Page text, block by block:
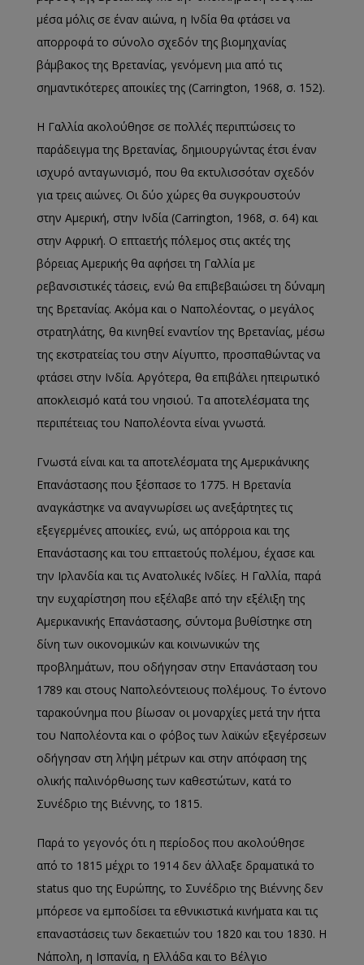
μέσα μόλις σε έναν αιώνα, η Ινδία θα φτάσει να
απορροφά το σύνολο σχεδόν της βιομηχανίας
βάμβακος της Βρετανίας, γενόμενη μια από τις
σημαντικότερες αποικίες της (Carrington, 1968, σ. 152).
Η Γαλλία ακολούθησε σε πολλές περιπτώσεις το
παράδειγμα της Βρετανίας, δημιουργώντας έτσι έναν
ισχυρό ανταγωνισμό, που θα εκτυλισσόταν σχεδόν
για τρεις αιώνες. Οι δύο χώρες θα συγκρουστούν
στην Αμερική, στην Ινδία (Carrington, 1968, σ. 64) και
στην Αφρική. Ο επταετής πόλεμος στις ακτές της
βόρειας Αμερικής θα αφήσει τη Γαλλία με
ρεβανσιστικές τάσεις, ενώ θα επιβεβαιώσει τη δύναμη
της Βρετανίας. Ακόμα και ο Ναπολέοντας, ο μεγάλος
στρατηλάτης, θα κινηθεί εναντίον της Βρετανίας, μέσω
της εκστρατείας του στην Αίγυπτο, προσπαθώντας να
φτάσει στην Ινδία. Αργότερα, θα επιβάλει ηπειρωτικό
αποκλεισμό κατά του νησιού. Τα αποτελέσματα της
περιπέτειας του Ναπολέοντα είναι γνωστά.
Γνωστά είναι και τα αποτελέσματα της Αμερικάνικης
Επανάστασης που ξέσπασε το 1775. Η Βρετανία
αναγκάστηκε να αναγνωρίσει ως ανεξάρτητες τις
εξεγερμένες αποικίες, ενώ, ως απόρροια και της
Επανάστασης και του επταετούς πολέμου, έχασε και
την Ιρλανδία και τις Ανατολικές Ινδίες. Η Γαλλία, παρά
την ευχαρίστηση που εξέλαβε από την εξέλιξη της
Αμερικανικής Επανάστασης, σύντομα βυθίστηκε στη
δίνη των οικονομικών και κοινωνικών της
προβλημάτων, που οδήγησαν στην Επανάσταση του
1789 και στους Ναπολεόντειους πολέμους. Το έντονο
ταρακούνημα που βίωσαν οι μοναρχίες μετά την ήττα
του Ναπολέοντα και ο φόβος των λαϊκών εξεγέρσεων
οδήγησαν στη λήψη μέτρων και στην απόφαση της
ολικής παλινόρθωσης των καθεστώτων, κατά το
Συνέδριο της Βιέννης, το 1815.
Παρά το γεγονός ότι η περίοδος που ακολούθησε
από το 1815 μέχρι το 1914 δεν άλλαξε δραματικά το
status quo της Ευρώπης, το Συνέδριο της Βιέννης δεν
μπόρεσε να εμποδίσει τα εθνικιστικά κινήματα και τις
επαναστάσεις των δεκαετιών του 1820 και του 1830. Η
Νάπολη, η Ισπανία, η Ελλάδα και το Βέλγιο